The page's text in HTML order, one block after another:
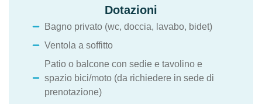
Dotazioni
Bagno privato (wc, doccia, lavabo, bidet)
Ventola a soffitto
Patio o balcone con sedie e tavolino e
spazio bici/moto (da richiedere in sede di
prenotazione)